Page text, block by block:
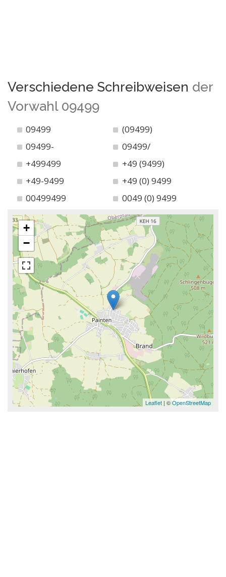
Verschiedene Schreibweisen der
Vorwahl 09499
09499
(09499)
09499-
09499/
+499499
+49 (9499)
+49-9499
+49 (0) 9499
00499499
0049 (0) 9499
+
−
Leaflet | ©OpenStreetMap